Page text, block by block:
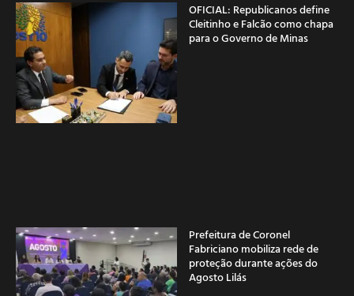
OFICIAL: Republicanos define
Cleitinho e Falcão como chapa
para o Governo de Minas
Prefeitura de Coronel
Fabriciano mobiliza rede de
proteção durante ações do
Agosto Lilás